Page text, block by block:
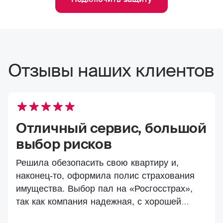
Отзывы наших клиентов
Отличный сервис, большой
выбор рисков
Решила обезопасить свою квартиру и,
наконец-то, оформила полис страхования
имущества. Выбор пал на «Росгосстрах»,
так как компания надежная, с хорошей